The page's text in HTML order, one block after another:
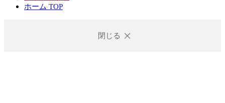
ホーム TOP
閉じる